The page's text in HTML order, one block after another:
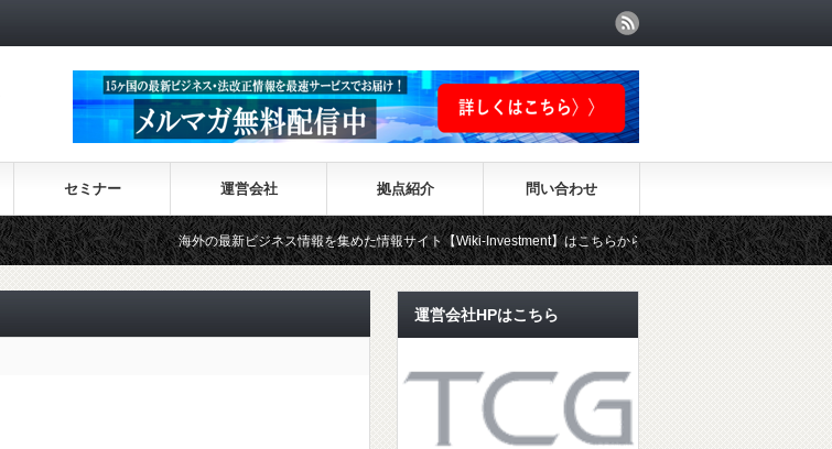
セミナー 運営会社 拠点紹介 問い合わせ
海外の最新ビジネス情報を集めた情報サイト【Wiki-Investment】はこちらから！！
運営会社HPはこちら